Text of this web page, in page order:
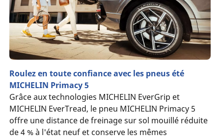
Roulez en toute confiance avec les pneus été
MICHELIN Primacy 5
Grâce aux technologies MICHELIN EverGrip et
MICHELIN EverTread, le pneu MICHELIN Primacy 5
offre une distance de freinage sur sol mouillé réduite
de 4 % à l'état neuf et conserve les mêmes